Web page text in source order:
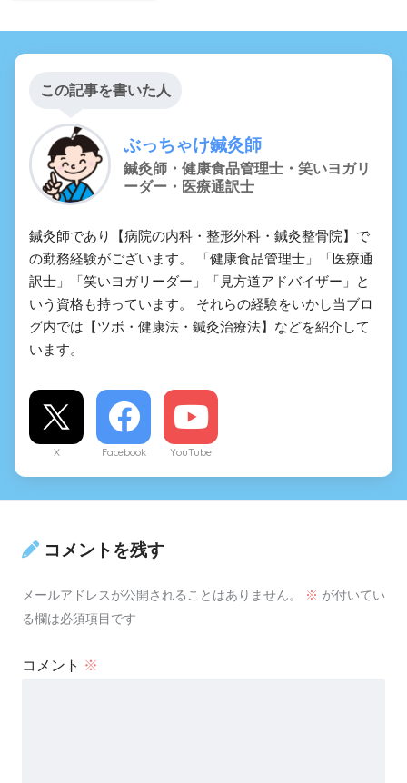
この記事を書いた人
ぶっちゃけ鍼灸師
鍼灸師・健康食品管理士・笑いヨガリ
ーダー・医療通訳士
鍼灸師であり【病院の内科・整形外科・鍼灸整骨院】で
の勤務経験がございます。 「健康食品管理士」「医療通
訳士」「笑いヨガリーダー」「見方道アドバイザー」と
いう資格も持っています。 それらの経験をいかし当ブロ
グ内では【ツボ・健康法・鍼灸治療法】などを紹介して
います。
X Facebook YouTube
コメントを残す
メールアドレスが公開されることはありません。 ※ が付いてい
る欄は必須項目です
コメント ※